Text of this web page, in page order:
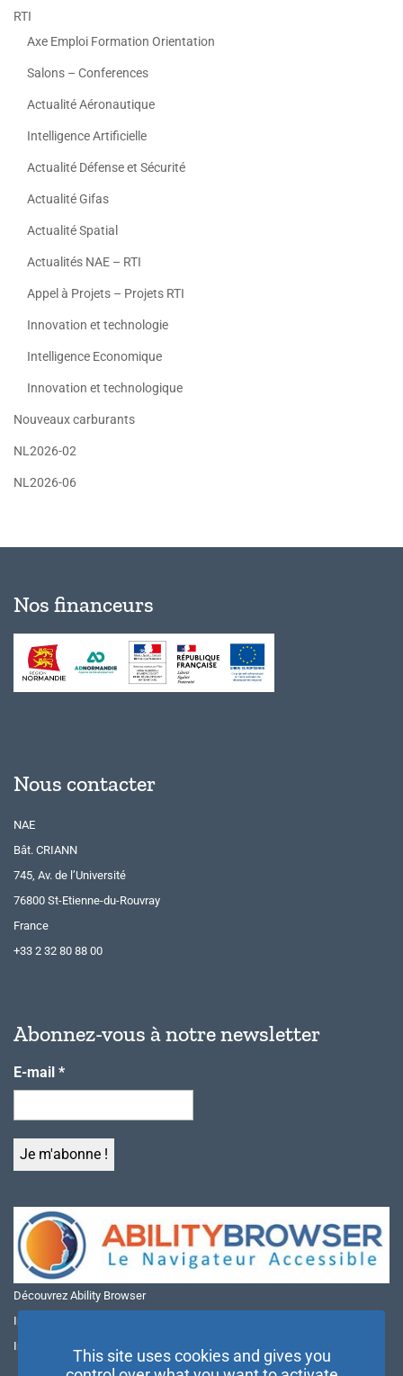
RTI
Axe Emploi Formation Orientation
Salons – Conferences
Actualité Aéronautique
Intelligence Artificielle
Actualité Défense et Sécurité
Actualité Gifas
Actualité Spatial
Actualités NAE – RTI
Appel à Projets – Projets RTI
Innovation et technologie
Intelligence Economique
Innovation et technologique
Nouveaux carburants
NL2026-02
NL2026-06
Nos financeurs
Nous contacter
NAE
Bât. CRIANN
745, Av. de l’Université
76800 St-Etienne-du-Rouvray
France
+33 2 32 80 88 00
Abonnez-vous à notre newsletter
E-mail *
Découvrez Ability Browser
Installer Ability Browser sur Windows
Installer Ability Browser sur Mac
This site uses cookies and gives you